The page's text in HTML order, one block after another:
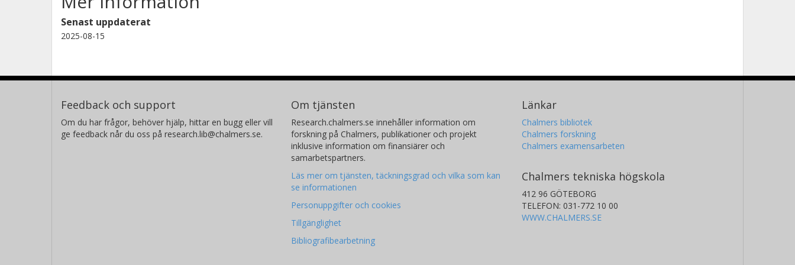
Senast uppdaterat
2025-08-15
Feedback och support
Om du har frågor, behöver hjälp, hittar en bugg eller vill
ge feedback når du oss på research.lib@chalmers.se.
Om tjänsten
Research.chalmers.se innehåller information om
forskning på Chalmers, publikationer och projekt
inklusive information om finansiärer och
samarbetspartners.
Läs mer om tjänsten, täckningsgrad och vilka som kan
se informationen
Personuppgifter och cookies
Tillgänglighet
Bibliografibearbetning
Länkar
Chalmers bibliotek
Chalmers forskning
Chalmers examensarbeten
Chalmers tekniska högskola
412 96 GÖTEBORG
TELEFON: 031-772 10 00
WWW.CHALMERS.SE